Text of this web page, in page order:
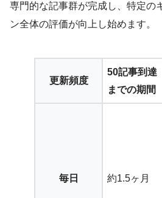
専門的な記事群が完成し、特定の
ン全体の評価が向上し始めます。
更新頻度
50記事到達
までの期間
毎日 約1.5ヶ月